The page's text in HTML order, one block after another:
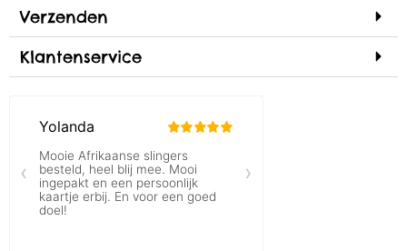
Verzenden
Klantenservice